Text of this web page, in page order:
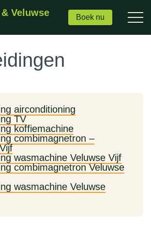
Veluwse
Boek nu
airconditioning
TV
koffiemachine
combimagnetron –
wasmachine Veluwse Vijf
combimagnetron Veluwse
wasmachine Veluwse